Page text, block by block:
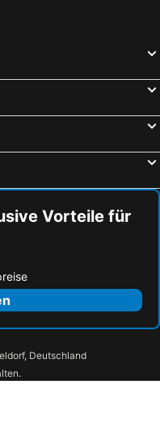
Vorteile für
Deutschland